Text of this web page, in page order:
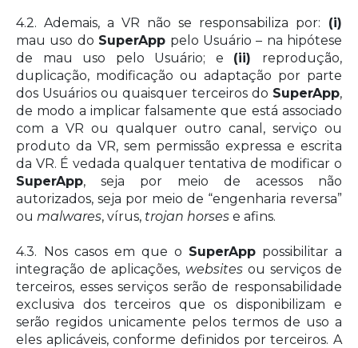
4.2. Ademais, a VR não se responsabiliza por: (i)
mau uso do SuperApp pelo Usuário – na hipótese
de mau uso pelo Usuário; e (ii) reprodução,
duplicação, modificação ou adaptação por parte
dos Usuários ou quaisquer terceiros do SuperApp,
de modo a implicar falsamente que está associado
com a VR ou qualquer outro canal, serviço ou
produto da VR, sem permissão expressa e escrita
da VR. É vedada qualquer tentativa de modificar o
SuperApp, seja por meio de acessos não
autorizados, seja por meio de “engenharia reversa”
ou malwares, vírus, trojan horses e afins.
4.3. Nos casos em que o SuperApp possibilitar a
integração de aplicações, websitesou serviços de
terceiros, esses serviços serão de responsabilidade
exclusiva dos terceiros que os disponibilizam e
serão regidos unicamente pelos termos de uso a
eles aplicáveis, conforme definidos por terceiros. A